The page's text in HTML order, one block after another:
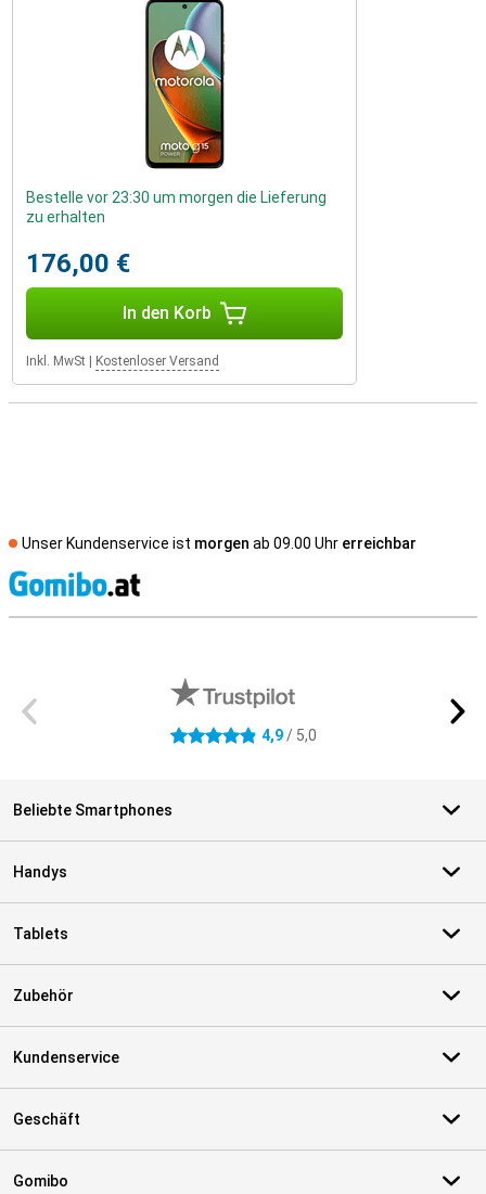
Bestelle vor 23:30 um morgen die Lieferung
zu erhalten
176,00 €
In den Korb
Inkl. MwSt Kostenloser Versand
Unser Kundenservice ist morgen ab 09.00 Uhr erreichbar
4.9 Sterne 4,9/ 5,0
Beliebte Smartphones
Handys
Tablets
Zubehör
Kundenservice
Geschäft
Gomibo